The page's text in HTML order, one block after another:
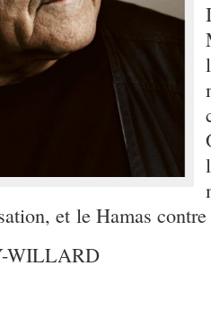
et le Hamas
WILLARD